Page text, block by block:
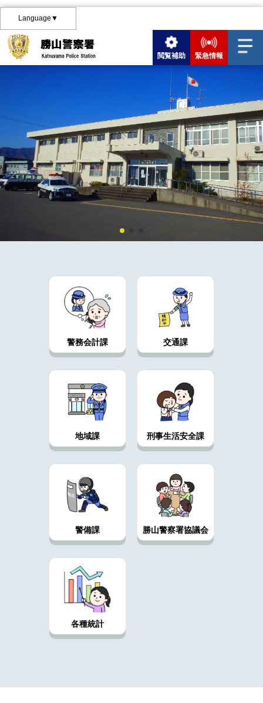
Language▼
閲覧補助 緊急情報
警務会計課 交通課
地域課 刑事生活安全課
警備課 勝山警察署協議会
各種統計